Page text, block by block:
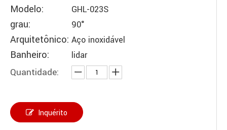
Modelo: GHL-023S
grau: 90°
Arquitetônico: Aço inoxidável
Banheiro: lidar
Quantidade:
Inquérito